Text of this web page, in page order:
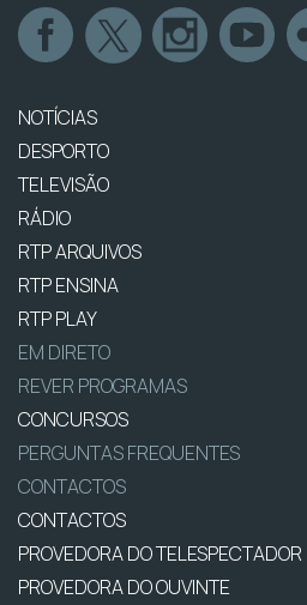
NOTÍCIAS
DESPORTO
TELEVISÃO
RÁDIO
RTP ARQUIVOS
RTP ENSINA
RTP PLAY
EM DIRETO
REVER PROGRAMAS
CONCURSOS
PERGUNTAS FREQUENTES
CONTACTOS
CONTACTOS
PROVEDORA DO TELESPECTADOR
PROVEDORA DO OUVINTE